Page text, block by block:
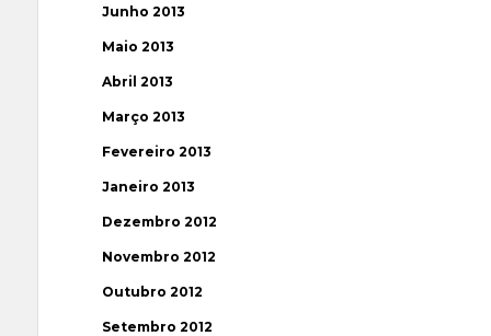
Junho 2013
Maio 2013
Abril 2013
Março 2013
Fevereiro 2013
Janeiro 2013
Dezembro 2012
Novembro 2012
Outubro 2012
Setembro 2012